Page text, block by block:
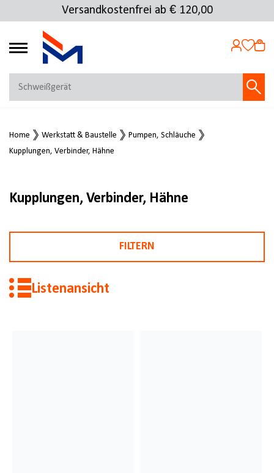
Über 25.000 Artikel
Versandkostenfrei ab € 120,00
4.69
MEIN KONTO
Jetzt anmelden
Home Werkstatt & Baustelle
Pumpen, Schläuche
Kupplungen, Verbinder, Hähne
Kupplungen, Verbinder, Hähne
FILTERN
Listenansicht